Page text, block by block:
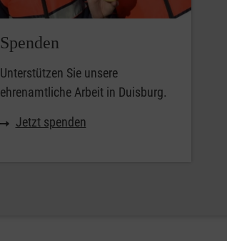
Spenden
Unterstützen Sie unsere
ehrenamtliche Arbeit in Duisburg.
Jetzt spenden